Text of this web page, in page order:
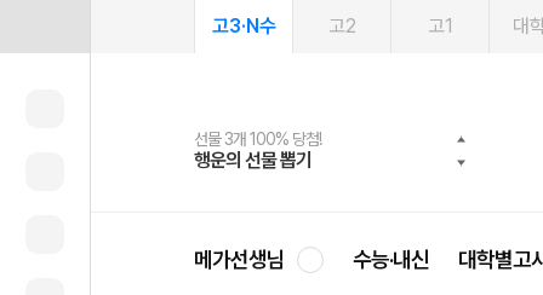
고3·N수 고2 고1 대
선물 3개 100% 당첨!
행운의 선물 뽑기
선물 100% 증정!
메가스터디 X 올리브
여름방학 스터디 캐시백
메가런 썸머스쿨
2027 러셀 단과
강사 공개선발
스마트러닝앱
설문 EVENT
메가패스
3일 무료 체험권
메가패스 수강생 무료혜택!
메가클럽 멤버십
사회공헌 캠페인
희망이룸 메가나눔
메가선생님 수능·내신 대학별고